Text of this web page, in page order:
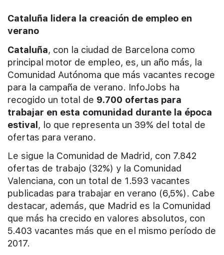
Cataluña lidera la creación de empleo en
verano
Cataluña, con la ciudad de Barcelona como
principal motor de empleo, es, un año más, la
Comunidad Autónoma que más vacantes recoge
para la campaña de verano. InfoJobs ha
recogido un total de 9.700 ofertas para
trabajar en esta comunidad durante la época
estival, lo que representa un 39% del total de
ofertas para verano.
Le sigue la Comunidad de Madrid, con 7.842
ofertas de trabajo (32%) y la Comunidad
Valenciana, con un total de 1.593 vacantes
publicadas para trabajar en verano (6,5%). Cabe
destacar, además, que Madrid es la Comunidad
que más ha crecido en valores absolutos, con
5.403 vacantes más que en el mismo período de
2017.